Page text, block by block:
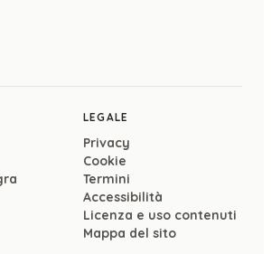
LEGALE
Privacy
Cookie
Termini
Accessibilità
Licenza e uso contenuti
Mappa del sito